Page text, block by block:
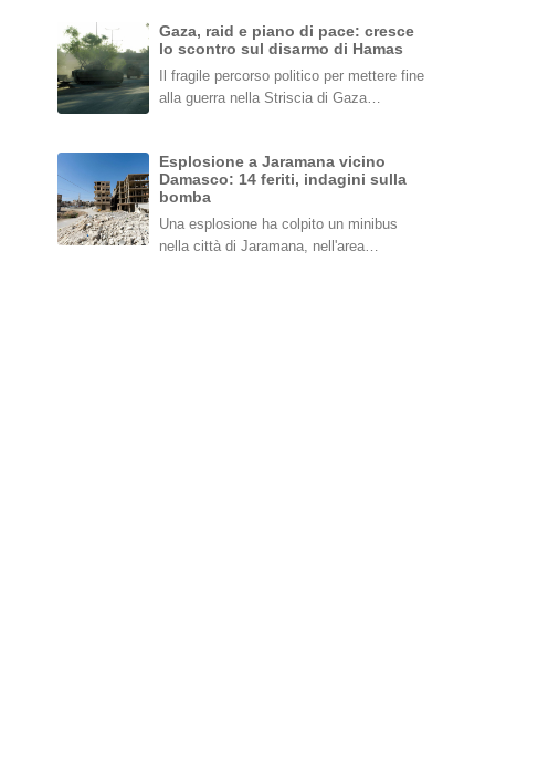
Gaza, raid e piano di pace: cresce
lo scontro sul disarmo di Hamas
Il fragile percorso politico per mettere fine
alla guerra nella Striscia di Gaza…
Esplosione a Jaramana vicino
Damasco: 14 feriti, indagini sulla
bomba
Una esplosione ha colpito un minibus
nella città di Jaramana, nell'area…